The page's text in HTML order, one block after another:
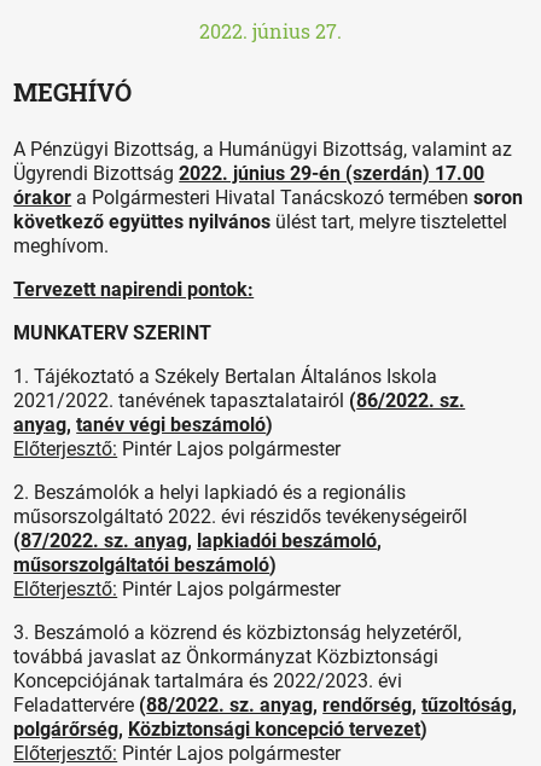
2022. június 27.
MEGHÍVÓ
A Pénzügyi Bizottság, a Humánügyi Bizottság, valamint az
Ügyrendi Bizottság2022. június 29-én (szerdán) 17.00
órakor a Polgármesteri Hivatal Tanácskozó termébensoron
következő együttes nyilvános ülést tart, melyre tisztelettel
meghívom.
Tervezett napirendi pontok:
MUNKATERV SZERINT
1. Tájékoztató a Székely Bertalan Általános Iskola
2021/2022. tanévének tapasztalatairól (86/2022. sz.
anyag,tanév végi beszámoló)
Előterjesztő: Pintér Lajos polgármester
2. Beszámolók a helyi lapkiadó és a regionális
műsorszolgáltató 2022. évi részidős tevékenységeiről
(87/2022. sz. anyag, lapkiadói beszámoló,
műsorszolgáltatói beszámoló)
Előterjesztő: Pintér Lajos polgármester
3. Beszámoló a közrend és közbiztonság helyzetéről,
továbbá javaslat az Önkormányzat Közbiztonsági
Koncepciójának tartalmára és 2022/2023. évi
Feladattervére (88/2022. sz. anyag,rendőrség,tűzoltóság,
polgárőrség, Közbiztonsági koncepció tervezet)
Előterjesztő: Pintér Lajos polgármester